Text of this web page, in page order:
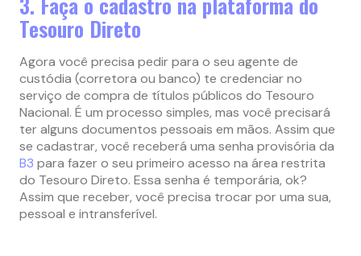
Tesouro Direto
Agora você precisa pedir para o seu agente de
custódia (corretora ou banco) te credenciar no
serviço de compra de títulos públicos do Tesouro
Nacional. É um processo simples, mas você precisará
ter alguns documentos pessoais em mãos. Assim que
se cadastrar, você receberá uma senha provisória da
B3 para fazer o seu primeiro acesso na área restrita
do Tesouro Direto. Essa senha é temporária, ok?
Assim que receber, você precisa trocar por uma sua,
pessoal e intransferível.